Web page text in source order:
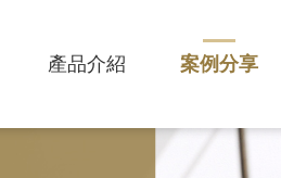
產品介紹 案例分享